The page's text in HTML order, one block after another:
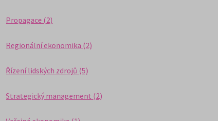
Propagace (2)
Regionální ekonomika (2)
Řízení lidských zdrojů (5)
Strategický management (2)